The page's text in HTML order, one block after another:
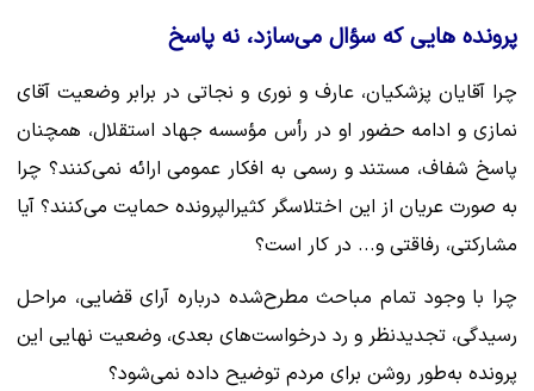
‌پرونده هایی که سؤال می‌سازد، نه پاسخ‌
چرا آقایان پزشکیان، عارف و نوری و نجاتی در برابر وضعیت ‌آقای
نمازی‌ و ادامه حضور او در رأس مؤسسه جهاد استقلال، همچنان
پاسخ شفاف، مستند و رسمی به افکار عمومی ارائه نمی‌کنند؟ چرا
به صورت عریان از این اختلاسگر کثیرالپرونده حمایت می‌کنند؟ آیا
مشارکتی، رفاقتی و... در کار است؟
چرا با وجود تمام مباحث مطرح‌شده درباره آرای قضایی، مراحل
رسیدگی، تجدیدنظر و رد درخواست‌های بعدی، وضعیت نهایی این
پرونده به‌طور روشن برای مردم توضیح داده نمی‌شود؟